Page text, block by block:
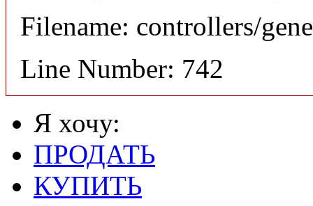
Filename: controllers/
Line Number: 742
Я хочу:
ПРОДАТЬ
КУПИТЬ